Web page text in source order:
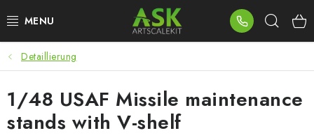
Inhalt
BLOG
SUMMER DAYS
WARHAMMER
Detaillierung
1/48 USAF Missile maintenance
stands with V-shelf